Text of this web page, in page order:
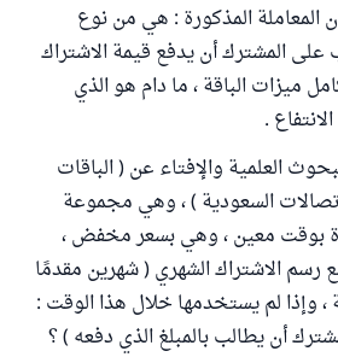
المعاملة المذكورة : هي من نوع
على المشترك أن يدفع قيمة الاشتراك
ميزات الباقة ، ما دام هو الذي
.
العلمية والإفتاء عن ( الباقات
السعودية ) ، وهي مجموعة
بوقت معين ، وهي بسعر مخفض ،
رسم الاشتراك الشهري ( شهرين مقدمًا
، وإذا لم يستخدمها خلال هذا الوقت :
أن يطالب بالمبلغ الذي دفعه ) ؟